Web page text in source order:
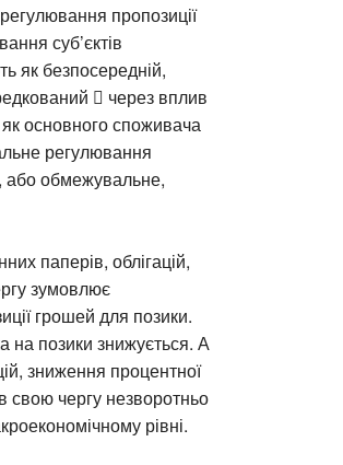
пропозиції
суб’єктів
як безпосередній,
 через вплив
основного споживача
регулювання
або обмежувальне,
паперів, облігацій,
зумовлює
грошей для позики.
на позики знижується. А
зниження процентної
свою чергу незворотньо
рівні.